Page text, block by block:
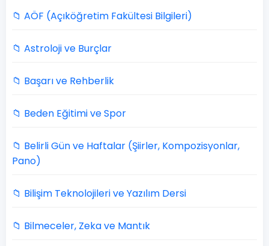
📁 AÖF (Açıköğretim Fakültesi Bilgileri)
📁 Astroloji ve Burçlar
📁 Başarı ve Rehberlik
📁 Beden Eğitimi ve Spor
📁 Belirli Gün ve Haftalar (Şiirler, Kompozisyonlar,
Pano)
📁 Bilişim Teknolojileri ve Yazılım Dersi
📁 Bilmeceler, Zeka ve Mantık